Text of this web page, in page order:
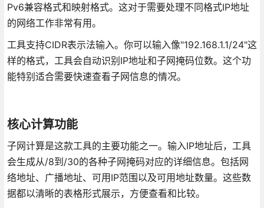
Pv6兼容格式和映射格式。这对于需要处理不同格式IP地址
的网络工作非常有用。
工具支持CIDR表示法输入。你可以输入像"192.168.1.1/24"这
样的格式，工具会自动识别IP地址和子网掩码位数。这个功
能特别适合需要快速查看子网信息的情况。
核心计算功能
子网计算是这款工具的主要功能之一。输入IP地址后，工具
会生成从/8到/30的各种子网掩码对应的详细信息。包括网
络地址、广播地址、可用IP范围以及可用地址数量。这些数
据都以清晰的表格形式展示，方便查看和比较。